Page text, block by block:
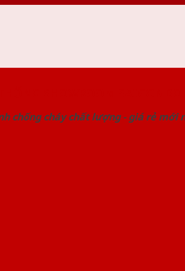
chống cháy chất lượng - giá rẻ mới